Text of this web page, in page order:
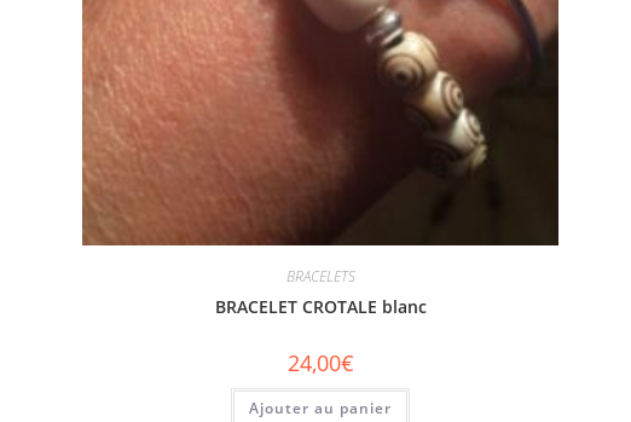
BRACELETS
BRACELET CROTALE blanc
24,00€
Ajouter au panier